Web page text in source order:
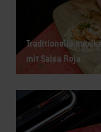
Traditionelle
mit Salsa Roja